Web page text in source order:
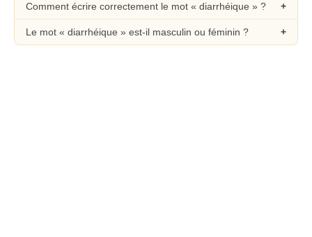
Comment écrire correctement le mot « diarrhéique » ?
Le mot « diarrhéique » est-il masculin ou féminin ?